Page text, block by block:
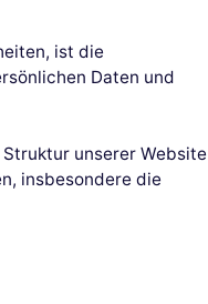
ist die
Daten und
Struktur unserer Website
insbesondere die